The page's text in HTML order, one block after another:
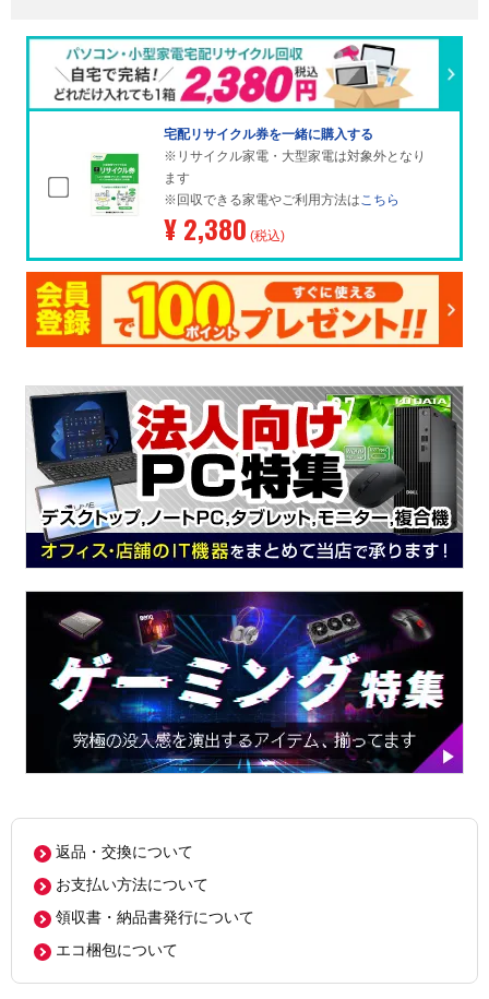
宅配リサイクル券を一緒に購入する
※リサイクル家電・大型家電は対象外となり
ます
※回収できる家電やご利用方法はこちら
¥ 2,380 (税込)
返品・交換について
お支払い方法について
領収書・納品書発行について
エコ梱包について